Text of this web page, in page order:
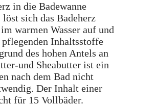
in die Badewanne
löst sich das Badeherz
warmen Wasser auf und
Inhaltsstoffe
des hohen Antels an
und Sheabutter ist ein
nach dem Bad nicht
Der Inhalt einer
für 15 Vollbäder.